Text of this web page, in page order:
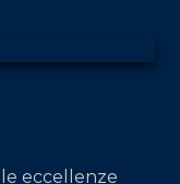
eccellenze